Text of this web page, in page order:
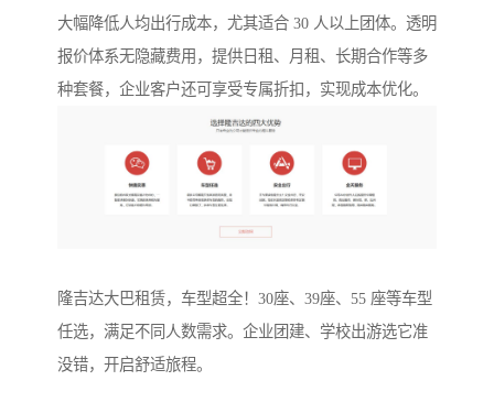
大幅降低人均出行成本，尤其适合 30 人以上团体。透明
报价体系无隐藏费用，提供日租、月租、长期合作等多
种套餐，企业客户还可享受专属折扣，实现成本优化。
隆吉达大巴租赁，车型超全！30座、39座、55 座等车型
任选，满足不同人数需求。企业团建、学校出游选它准
没错，开启舒适旅程。